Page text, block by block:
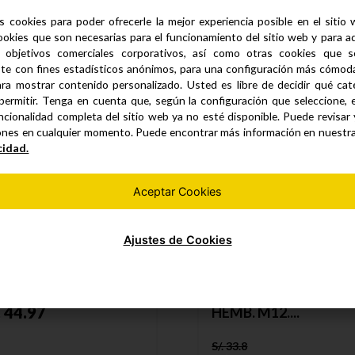
Productos similares
M16....
44.97
HEMB. M12....
S/.33.8
cookies para poder ofrecerle la mejor experiencia posible en el sitio
que son necesarias para el funcionamiento del sitio web y para
objetivos comerciales corporativos, así como otras cookies que
con fines estadísticos anónimos, para una configuración más
mostrar contenido personalizado. Usted es libre de decidir qué
Tenga en cuenta que, según la configuración que seleccione,
completa del sitio web ya no esté disponible. Puede revisar
en cualquier momento. Puede encontrar más información en nuestra
Aceptar Cookies
Ajustes de Cookies